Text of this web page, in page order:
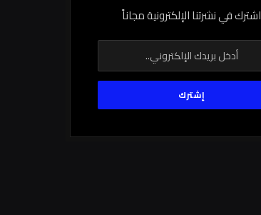
اشترك في نشرتنا الإلكترونية مجاناً